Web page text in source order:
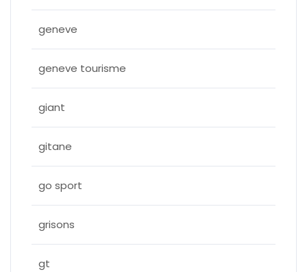
geneve
geneve tourisme
giant
gitane
go sport
grisons
gt